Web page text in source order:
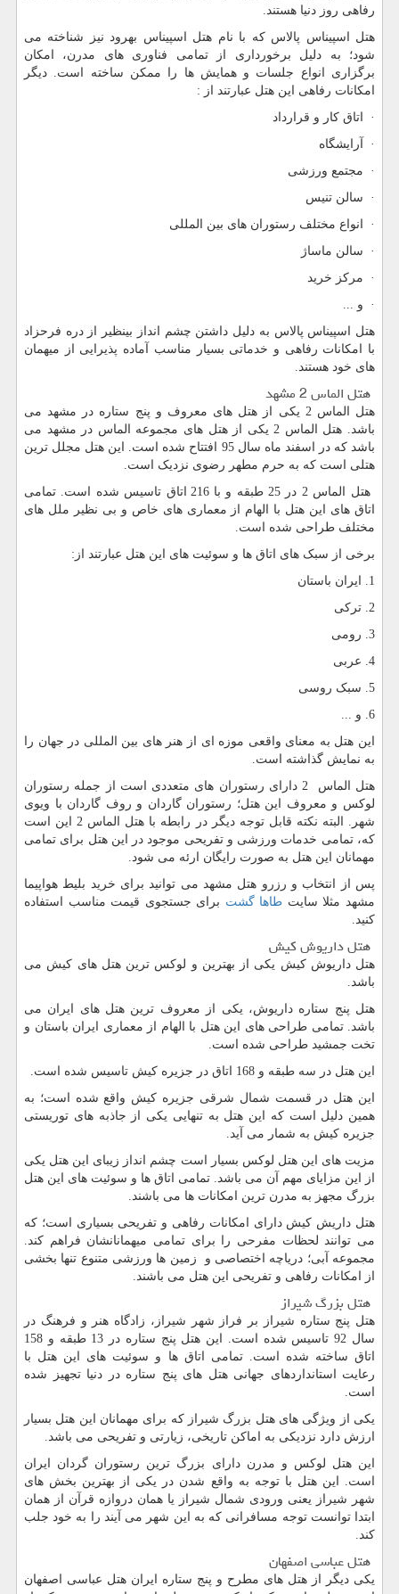
رفاهی روز دنیا هستند.
هتل اسپیناس پالاس که با نام هتل اسپیناس بهرود نیز شناخته می
شود؛ به دلیل برخورداری از تمامی فناوری های مدرن، امکان
برگزاری انواع جلسات و همایش ها را ممکن ساخته است. دیگر
امکانات رفاهی این هتل عبارتند از :
· اتاق کار و قرارداد
· آرایشگاه
· مجتمع ورزشی
· سالن تنیس
· انواع مختلف رستوران های بین المللی
· سالن ماساژ
· مرکز خرید
· و ...
هتل اسپیناس پالاس به دلیل داشتن چشم انداز بینظیر از دره فرحزاد
با امکانات رفاهی و خدماتی بسیار مناسب آماده پذیرایی از میهمان
های خود هستند.
هتل الماس 2 مشهد
هتل الماس 2 یکی از هتل های معروف و پنج ستاره در مشهد می
باشد. هتل الماس 2 یکی از هتل های مجموعه الماس در مشهد می
باشد که در اسفند ماه سال 95 افتتاح شده است. این هتل مجلل ترین
هتلی است که به حرم مطهر رضوی نزدیک است.
هتل الماس 2 در 25 طبقه و با 216 اتاق تاسیس شده است. تمامی
اتاق های این هتل با الهام از معماری های خاص و بی نظیر ملل های
مختلف طراحی شده است.
برخی از سبک های اتاق ها و سوئیت های این هتل عبارتند از:
1. ایران باستان
2. ترکی
3. رومی
4. عربی
5. سبک روسی
6. و ...
این هتل به معنای واقعی موزه ای از هنر های بین المللی در جهان را
به نمایش گذاشته است.
هتل الماس 2 دارای رستوران های متعددی است از جمله رستوران
لوکس و معروف این هتل؛ رستوران گاردان و روف گاردان با ویوی
شهر. البته نکته قابل توجه دیگر در رابطه با هتل الماس 2 این است
که، تمامی خدمات ورزشی و تفریحی موجود در این هتل برای تمامی
مهمانان این هتل به صورت رایگان ارئه می شود.
پس از انتخاب و رزرو هتل مشهد می توانید برای خرید بلیط هواپیما
مشهد مثلا سایت طاها گشت برای جستجوی قیمت مناسب استفاده
کنید.
هتل داریوش کیش
هتل داریوش کیش یکی از بهترین و لوکس ترین هتل های کیش می
باشد.
هتل پنج ستاره داریوش، یکی از معروف ترین هتل های ایران می
باشد. تمامی طراحی های این هتل با الهام از معماری ایران باستان و
تخت جمشید طراحی شده است.
این هتل در سه طبقه و 168 اتاق در جزیره کیش تاسیس شده است.
این هتل در قسمت شمال شرقی جزیره کیش واقع شده است؛ به
همین دلیل است که این هتل به تنهایی یکی از جاذبه های توریستی
جزیره کیش به شمار می آید.
مزیت های این هتل لوکس بسیار است چشم انداز زیبای این هتل یکی
از این مزایای مهم آن می باشد. تمامی اتاق ها و سوئیت های این هتل
بزرگ مجهز به مدرن ترین امکانات ها می باشند.
هتل داریش کیش دارای امکانات رفاهی و تفریحی بسیاری است؛ که
می توانند لحظات مفرحی را برای تمامی میهمانانشان فراهم کند.
مجموعه آبی؛ دریاچه اختصاصی و زمین ها ورزشی متنوع تنها بخشی
از امکانات رفاهی و تفریحی این هتل می باشند.
هتل بزرگ شیراز
هتل پنج ستاره شیراز بر فراز شهر شیراز، زادگاه هنر و فرهنگ در
سال 92 تاسیس شده است. این هتل پنج ستاره در 13 طبقه و 158
اتاق ساخته شده است. تمامی اتاق ها و سوئیت های این هتل با
رعایت استانداردهای جهانی هتل های پنج ستاره در دنیا تجهیز شده
است.
یکی از ویژگی های هتل بزرگ شیراز که برای مهمانان این هتل بسیار
ارزش دارد نزدیکی به اماکن تاریخی، زیارتی و تفریحی می باشد.
این هتل لوکس و مدرن دارای بزرگ ترین رستوران گردان ایران
است. این هتل با توجه به واقع شدن در یکی از بهترین بخش های
شهر شیراز یعنی ورودی شمال شیراز یا همان دروازه قرآن از همان
ابتدا توانست توجه مسافرانی که به این شهر می آیند را به خود جلب
کند.
هتل عباسی اصفهان
یکی دیگر از هتل های مطرح و پنج ستاره ایران هتل عباسی اصفهان